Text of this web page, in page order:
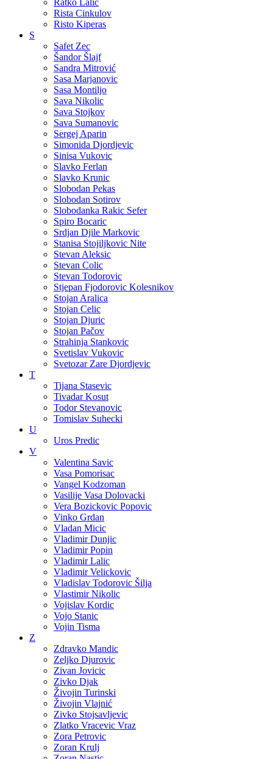
Rista Cinkulov
Risto Kiperas
S
Safet Zec
Šandor Šlajf
Sandra Mitrović
Sasa Marjanovic
Sasa Montiljo
Sava Nikolic
Sava Stojkov
Sava Sumanovic
Sergej Aparin
Simonida Djordjevic
Sinisa Vukovic
Slavko Ferlan
Slavko Krunic
Slobodan Pekas
Slobodan Sotirov
Slobodanka Rakic Sefer
Spiro Bocaric
Srdjan Djile Markovic
Stanisa Stojiljkovic Nite
Stevan Aleksic
Stevan Colic
Stevan Todorovic
Stjepan Fjodorovic Kolesnikov
Stojan Aralica
Stojan Celic
Stojan Djuric
Stojan Pačov
Strahinja Stankovic
Svetislav Vukovic
Svetozar Zare Djordjevic
T
Tijana Stasevic
Tivadar Kosut
Todor Stevanovic
Tomislav Suhecki
U
Uros Predic
V
Valentina Savic
Vasa Pomorisac
Vangel Kodzoman
Vasilije Vasa Dolovacki
Vera Bozickovic Popovic
Vinko Grdan
Vladan Micic
Vladimir Dunjic
Vladimir Popin
Vladimir Lalic
Vladimir Velickovic
Vladislav Todorovic Šilja
Vlastimir Nikolic
Vojislav Kordic
Vojo Stanic
Vojin Tisma
Z
Zdravko Mandic
Zeljko Djurovic
Zivan Jovicic
Zivko Djak
Živojin Turinski
Živojin Vlajnić
Zivko Stojsavljevic
Zlatko Vracevic Vraz
Zora Petrovic
Zoran Krulj